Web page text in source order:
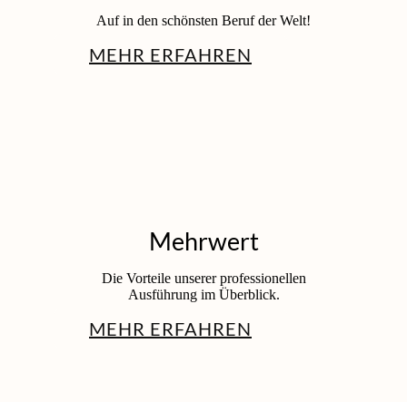
Auf in den schönsten Beruf der Welt!
MEHR ERFAHREN
Mehrwert
Die Vorteile unserer professionellen
Ausführung im Überblick.
MEHR ERFAHREN